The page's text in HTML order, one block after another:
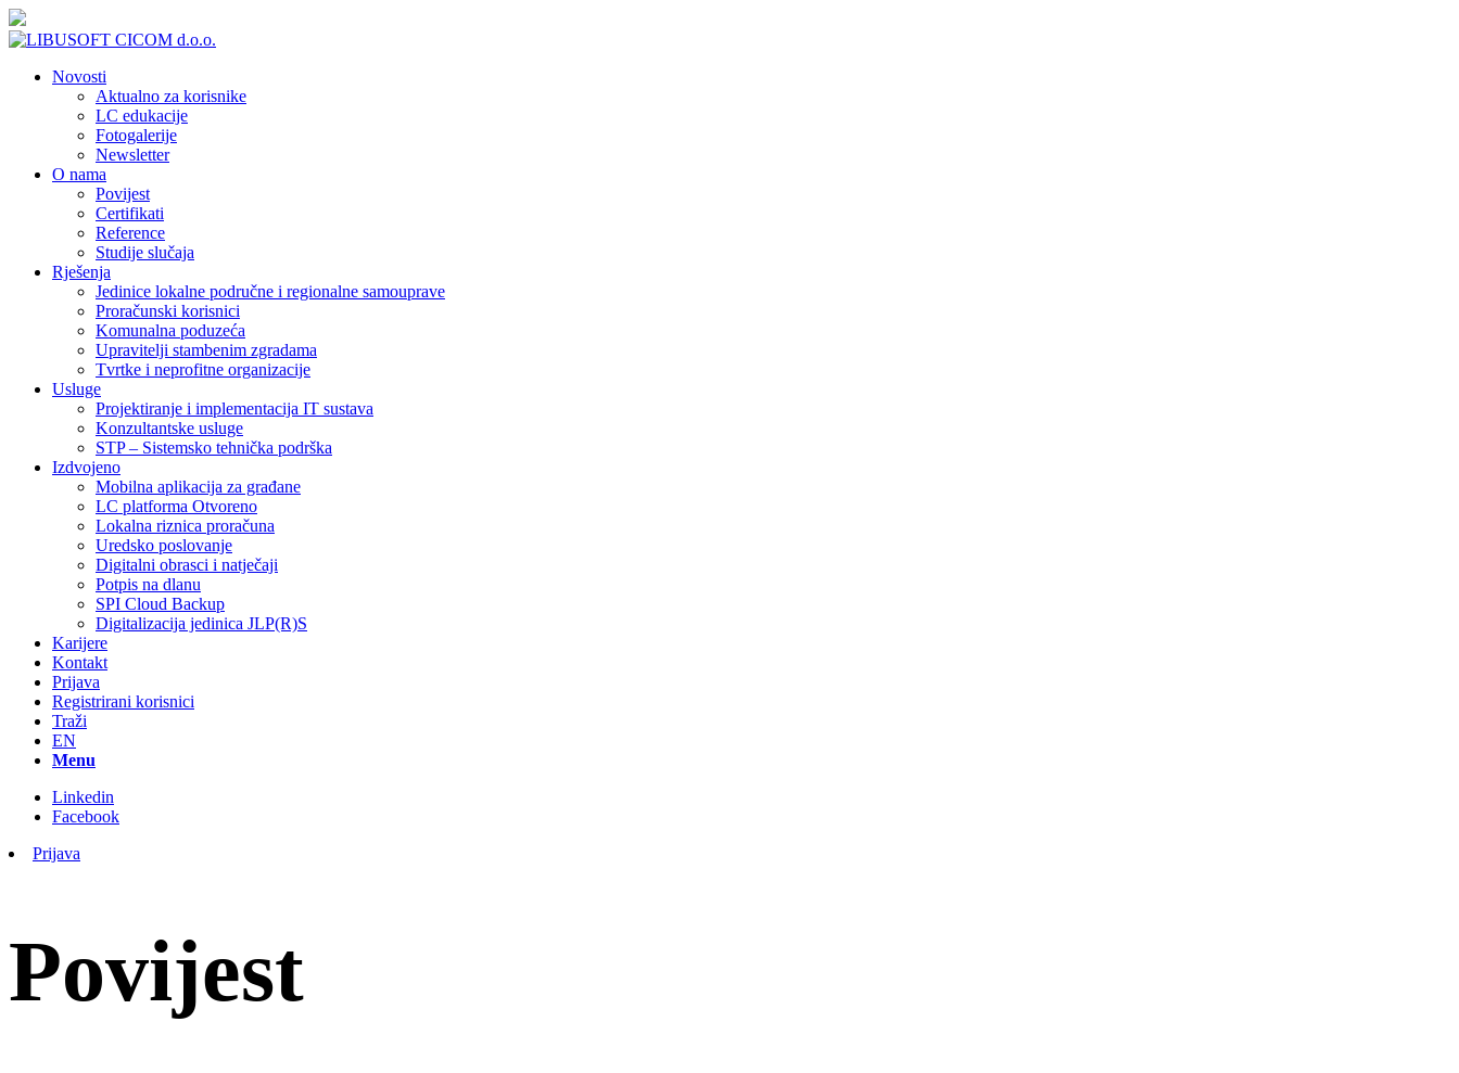
Novosti
Aktualno za korisnike
LC edukacije
Fotogalerije
Newsletter
O nama
Povijest
Certifikati
Reference
Studije slučaja
Rješenja
Jedinice lokalne područne i regionalne samouprave
Proračunski korisnici
Komunalna poduzeća
Upravitelji stambenim zgradama
Tvrtke i neprofitne organizacije
Usluge
Projektiranje i implementacija IT sustava
Konzultantske usluge
STP – Sistemsko tehnička podrška
Izdvojeno
Mobilna aplikacija za građane
LC platforma Otvoreno
Lokalna riznica proračuna
Uredsko poslovanje
Digitalni obrasci i natječaji
Potpis na dlanu
SPI Cloud Backup
Digitalizacija jedinica JLP(R)S
Karijere
Kontakt
Prijava
Registrirani korisnici
Traži
EN
Menu
Linkedin
Facebook
Prijava
Povijest